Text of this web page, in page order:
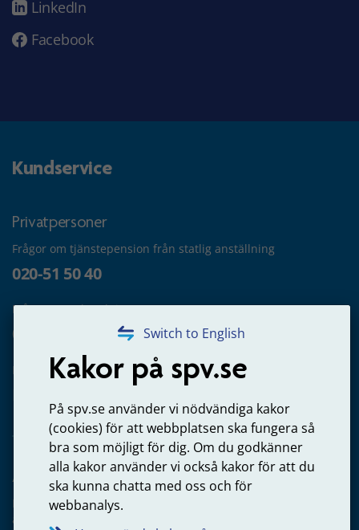
Switch to English
Kakor på spv.se
På spv.se använder vi nödvändiga kakor
(cookies) för att webbplatsen ska fungera så
bra som möjligt för dig. Om du godkänner
alla kakor använder vi också kakor för att du
ska kunna chatta med oss och för
webbanalys.
LinkedIn
Facebook
Kundservice
Privatpersoner
Frågor om tjänstepension från statlig anställning
020-51 50 40
Frågor om utbetalning
020-65 00 65
Kontakta oss
Arbetsgivare
Frågor om administration av tjänstepension från statlig
anställning